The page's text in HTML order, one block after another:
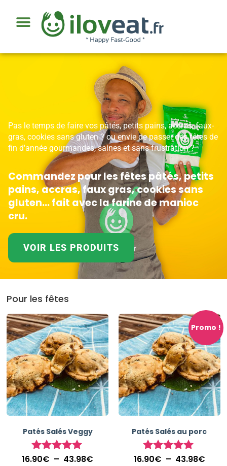
Pas le temps de faire vos pâtés, petits pains, accras, faux-
gras, cookies sans gluten ? ou envie de passer des fêtes de
fin d'année gourmandes, saines et sans frustration ?
Commandez pour les fêtes pâtés, petits
pains, accras, faux gras, cookies sans
gluten... fait avec la farine de manioc
cru.
VOIR LES PRODUITS
Pour les fêtes
Patés Salés Veggy
Note
16.90€ – 43.98€
Promo !
Patés Salés au porc
Note
16.90€ – 43.98€